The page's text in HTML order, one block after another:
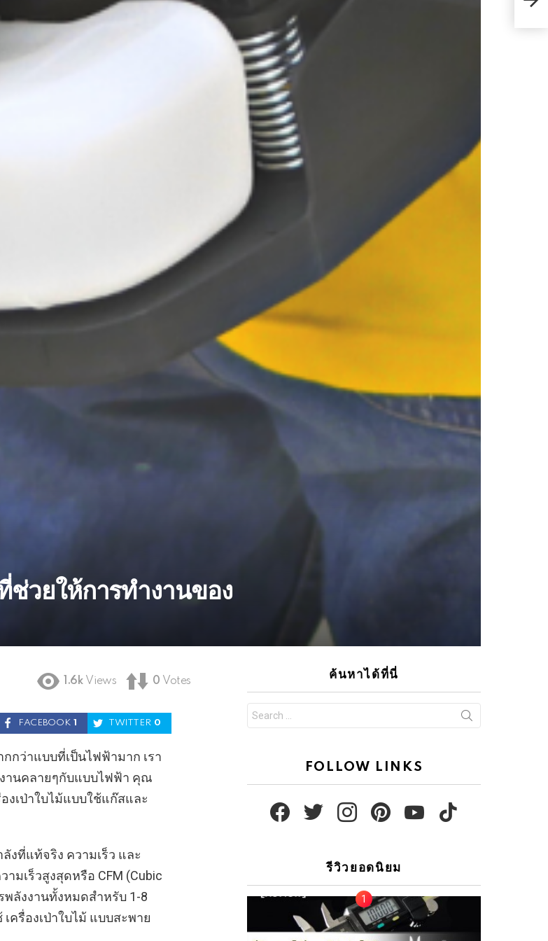
ช่วยให้การทำงานของ
1.6k Views 0 Votes
FACEBOOK 1 TWITTER 0
กว่าแบบที่เป็นไฟฟ้ามาก เรา
งานคลายๆกับแบบไฟฟ้า คุณ
งเป่าใบไม้แบบใช้แก๊สและ
งที่แท้จริง ความเร็ว และ
มเร็วสูงสุดหรือ CFM (Cubic
ลังงานทั้งหมดสำหรับ 1-8
ครื่องเป่าใบไม้ แบบสะพาย
ค้นหาได้ที่นี่
for:
FOLLOW LINKS
รีวิวยอดนิยม
กับ ปื